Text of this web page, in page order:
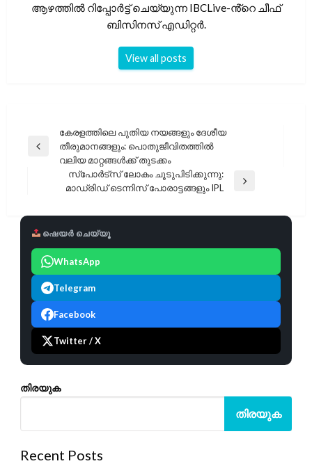
ആഴത്തിൽ റിപ്പോർട്ട് ചെയ്യുന്ന IBCLive-ൻ്റെ ചീഫ്
ബിസിനസ് എഡിറ്റർ.
View all posts
പോസ്റ്റുകളിലൂടെ
Previous
കേരളത്തിലെ പുതിയ നയങ്ങളും ദേശീയ
തീരുമാനങ്ങളും: പൊതുജീവിതത്തിൽ
വലിയ മാറ്റങ്ങൾക്ക് തുടക്കം
സ്പോർട്സ് ലോകം ചൂടുപിടിക്കുന്നു:
മാഡ്രിഡ് ടെന്നിസ് പോരാട്ടങ്ങളും IPL
ഷെയർ ചെയ്യൂ
WhatsApp
Telegram
Facebook
Twitter / X
തിരയുക
തിരയുക
Recent Posts